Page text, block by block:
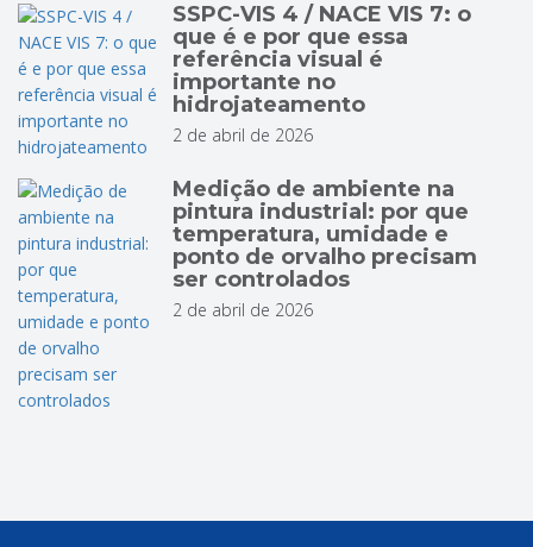
SSPC-VIS 4 / NACE VIS 7: o
que é e por que essa
referência visual é
importante no
hidrojateamento
2 de abril de 2026
Medição de ambiente na
pintura industrial: por que
temperatura, umidade e
ponto de orvalho precisam
ser controlados
2 de abril de 2026